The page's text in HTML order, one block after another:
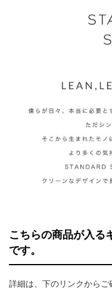
こちらの商品が入る
です。
詳細は、下のリンクからご